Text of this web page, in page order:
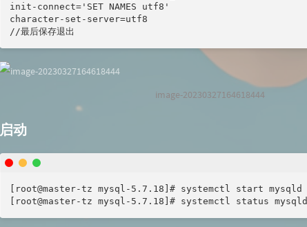
init-connect='SET NAMES utf8'
character-set-server=utf8
//最后保存退出
image-20230327164618444
启动
[root@master-tz mysql-5.7.18]# systemctl start mysqld
[root@master-tz mysql-5.7.18]# systemctl status mysqld